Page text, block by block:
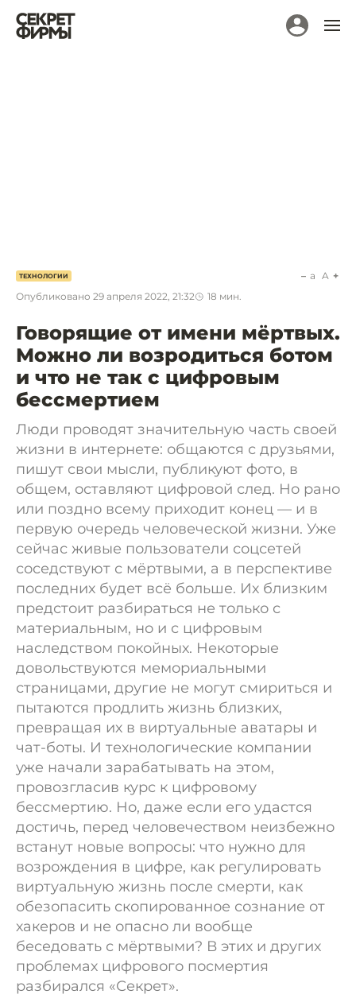
ТЕХНОЛОГИИ
Опубликовано 29 апреля 2022, 21:32 18 мин.
a A
Говорящие от имени мёртвых.
Можно ли возродиться ботом
и что не так с цифровым
бессмертием
Люди проводят значительную часть своей
жизни в интернете: общаются с друзьями,
пишут свои мысли, публикуют фото, в
общем, оставляют цифровой след. Но рано
или поздно всему приходит конец — и в
первую очередь человеческой жизни. Уже
сейчас живые пользователи соцсетей
соседствуют с мёртвыми, а в перспективе
последних будет всё больше. Их близким
предстоит разбираться не только с
материальным, но и с цифровым
наследством покойных. Некоторые
довольствуются мемориальными
страницами, другие не могут смириться и
пытаются продлить жизнь близких,
превращая их в виртуальные аватары и
чат-боты. И технологические компании
уже начали зарабатывать на этом,
провозгласив курс к цифровому
бессмертию. Но, даже если его удастся
достичь, перед человечеством неизбежно
встанут новые вопросы: что нужно для
возрождения в цифре, как регулировать
виртуальную жизнь после смерти, как
обезопасить скопированное сознание от
хакеров и не опасно ли вообще
беседовать с мёртвыми? В этих и других
проблемах цифрового посмертия
разбирался «Секрет».